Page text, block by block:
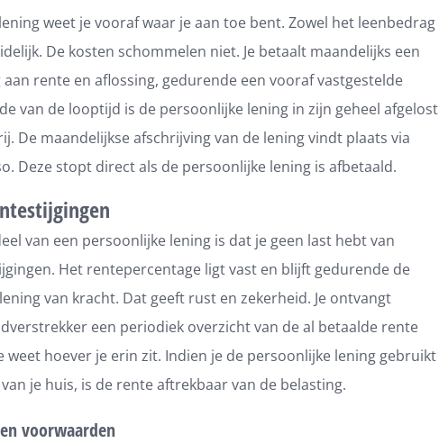
weet je vooraf waar je aan toe bent. Zowel het leenbedrag
De kosten schommelen niet. Je betaalt maandelijks een
rente en aflossing, gedurende een vooraf vastgestelde
van de looptijd is de persoonlijke lening in zijn geheel afgelost
De maandelijkse afschrijving van de lening vindt plaats via
Deze stopt direct als de persoonlijke lening is afbetaald.
van een persoonlijke lening is dat je geen last hebt van
Het rentepercentage ligt vast en blijft gedurende de
van kracht. Dat geeft rust en zekerheid. Je ontvangt
een periodiek overzicht van de al betaalde rente
weet hoever je erin zit. Indien je de persoonlijke lening gebruikt
je huis, is de rente aftrekbaar van de belasting.
voorwaarden